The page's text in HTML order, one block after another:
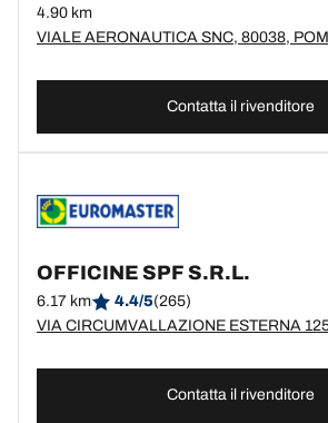
4.90 km
Contatta il rivenditore
OFFICINE SPF S.R.L.
6.17 km 4.4/5(265)
Contatta il rivenditore